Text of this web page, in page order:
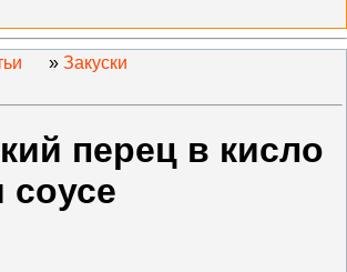
» Закуски
перец в кисло
соусе